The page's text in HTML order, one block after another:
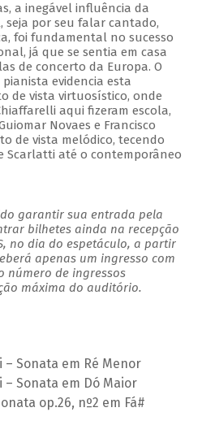
a inegável influência da
por seu falar cantado,
foi fundamental no sucesso
já que se sentia em casa
de concerto da Europa. O
evidencia esta
de vista virtuosístico, onde
aqui fizeram escola,
Novaes e Francisco
de vista melódico, tecendo
Scarlatti até o contemporâneo
garantir sua entrada pela
bilhetes ainda na recepção
no dia do espetáculo, a partir
apenas um ingresso com
número de ingressos
máxima do auditório.
Sonata em Ré Menor
– Sonata em Dó Maior
op.26, nº2 em Fá#